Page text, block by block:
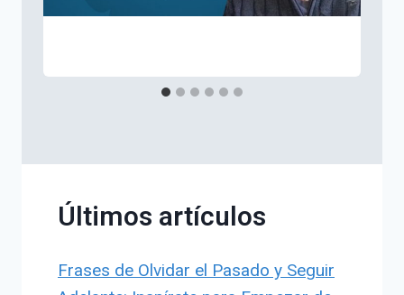
Últimos artículos
Frases de Olvidar el Pasado y Seguir